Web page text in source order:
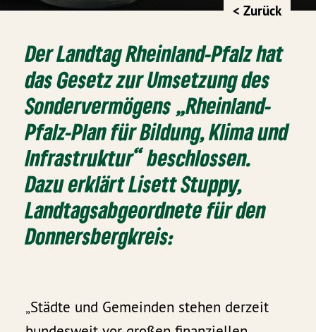
< Zurück
Der Landtag Rheinland-Pfalz hat
das Gesetz zur Umsetzung des
Sondervermögens „Rheinland-
Pfalz-Plan für Bildung, Klima und
Infrastruktur“ beschlossen.
Dazu erklärt Lisett Stuppy,
Landtagsabgeordnete für den
Donnersbergkreis:
„Städte und Gemeinden stehen derzeit